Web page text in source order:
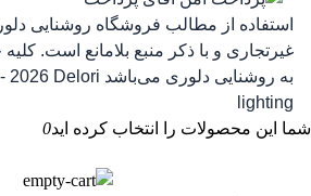
استفاده از مطالب فروشگاه روشنایی
غیرتجاری و با ذکر منبع بلامانع است.
به روشنایی دلوری می‌باشد 2026 Delori
lighting
شما این محصولات را انتخاب کرده اید0